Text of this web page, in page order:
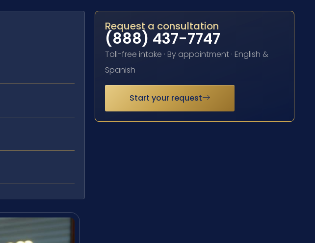
Request a consultation
(888) 437-7747
Toll-free intake · By appointment · English &
Spanish
Start your request